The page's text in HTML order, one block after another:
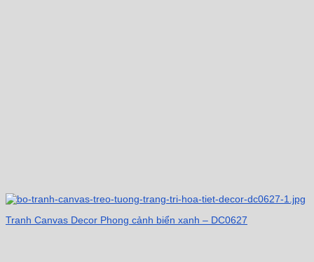
Tranh Canvas Decor Phong cảnh biển xanh – DC0627